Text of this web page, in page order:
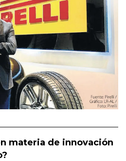
materia de innovación